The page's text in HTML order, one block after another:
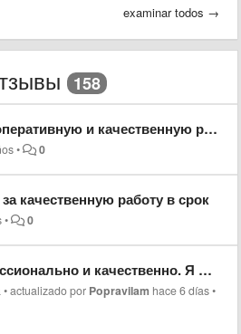
examinar todos →
158
и качественную работу!
• 0
качественную работу в срок
• 0
Я очень доволен результатом. Обязательно буду обращаться ещё.
•actualizado por Popravilam hace 6 días•